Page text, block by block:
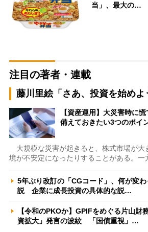
当」、最大の…
注目の著者・連載
藤川里絵「さあ、投資を始めよ
【資産運用】大災害時に
備えておきたい3つのポイ
大規模な災害が起きると、株式市場が大
境が不安定になったりすることがある。一
5年ぶり改訂の「CGコード」、何が変
説 企業に成長投資の具体的な説…
【令和のPKOか】GPIFをめぐる片山財
資拡大」発言の波紋 「国債重視」…